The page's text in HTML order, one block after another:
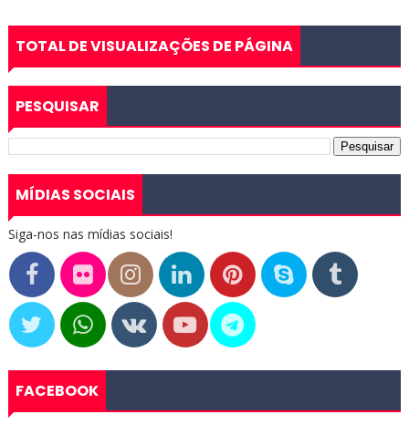
TOTAL DE VISUALIZAÇÕES DE PÁGINA
PESQUISAR
MÍDIAS SOCIAIS
Siga-nos nas mídias sociais!
FACEBOOK